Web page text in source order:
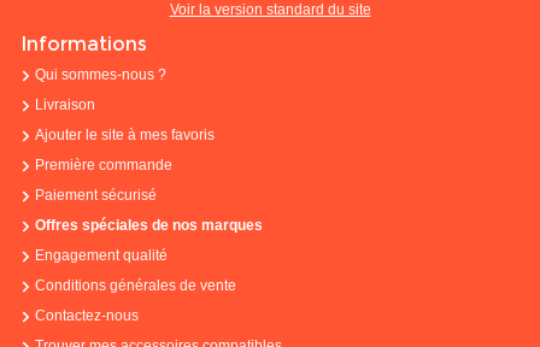
Voir la version standard du site
Informations
Qui sommes-nous ?
Livraison
Ajouter le site à mes favoris
Première commande
Paiement sécurisé
Offres spéciales de nos marques
Engagement qualité
Conditions générales de vente
Contactez-nous